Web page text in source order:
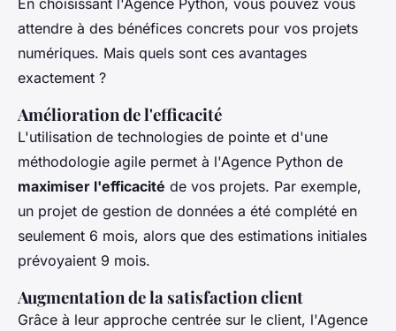
En choisissant l'Agence Python, vous pouvez vous
attendre à des bénéfices concrets pour vos projets
numériques. Mais quels sont ces avantages
exactement ?
Amélioration de l'efficacité
L'utilisation de technologies de pointe et d'une
méthodologie agile permet à l'Agence Python de
maximiser l'efficacité de vos projets. Par exemple,
un projet de gestion de données a été complété en
seulement 6 mois, alors que des estimations initiales
prévoyaient 9 mois.
Augmentation de la satisfaction client
Grâce à leur approche centrée sur le client, l'Agence